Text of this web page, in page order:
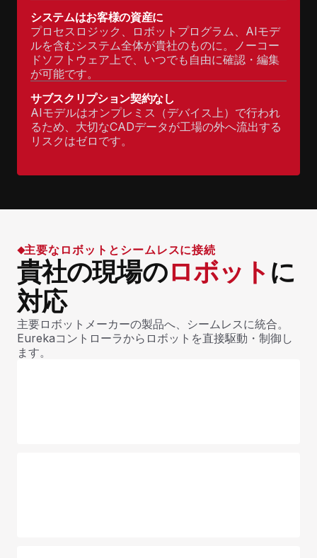
システムはお客様の資産に
プロセスロジック、ロボットプログラム、AIモデ
ルを含むシステム全体が貴社のものに。ノーコー
ドソフトウェア上で、いつでも自由に確認・編集
が可能です。
サブスクリプション契約なし
AIモデルはオンプレミス（デバイス上）で行われ
るため、大切なCADデータが工場の外へ流出する
リスクはゼロです。
主要なロボットとシームレスに接続
貴社の現場のロボットに
対応
主要ロボットメーカーの製品へ、シームレスに統合。
Eurekaコントローラからロボットを直接駆動・制御し
ます。